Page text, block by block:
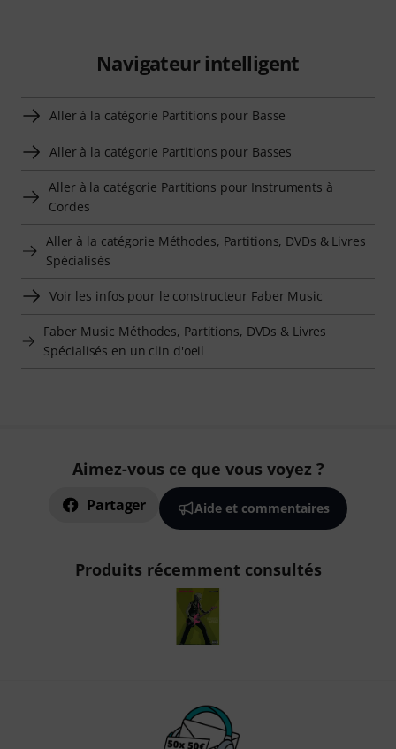
Navigateur intelligent
Aller à la catégorie Partitions pour Basse
Aller à la catégorie Partitions pour Basses
Aller à la catégorie Partitions pour Instruments à
Cordes
Aller à la catégorie Méthodes, Partitions, DVDs & Livres
Spécialisés
Voir les infos pour le constructeur Faber Music
Faber Music Méthodes, Partitions, DVDs & Livres
Spécialisés en un clin d'oeil
Aimez-vous ce que vous voyez ?
Partager Aide et commentaires
Produits récemment consultés